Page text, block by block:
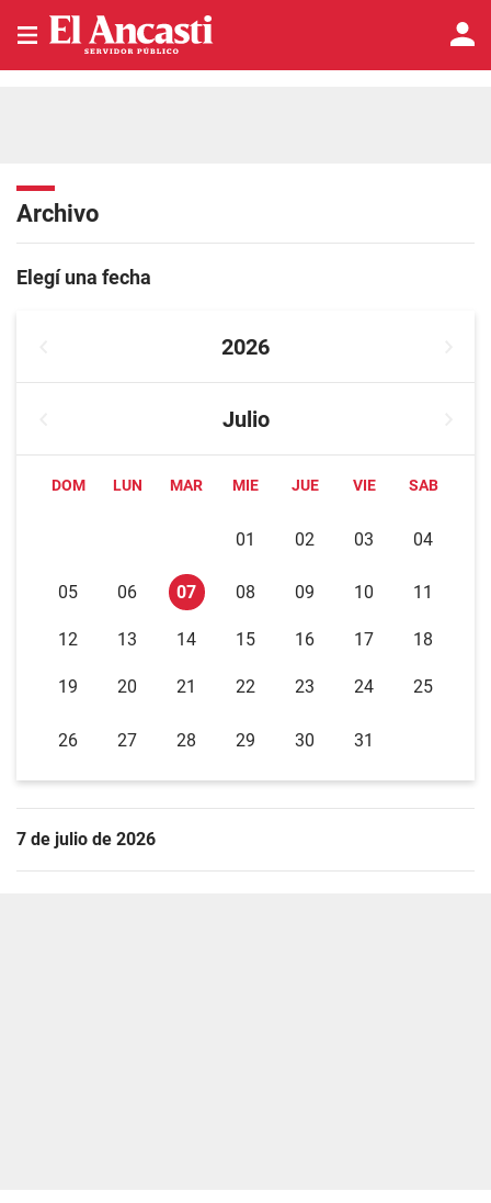
Archivo
Elegí una fecha
2026
Julio
DOM LUN MAR MIE JUE VIE SAB
01 02 03 04
05 06 07 08 09 10 11
12 13 14 15 16 17 18
19 20 21 22 23 24 25
26 27 28 29 30 31
7 de julio de 2026